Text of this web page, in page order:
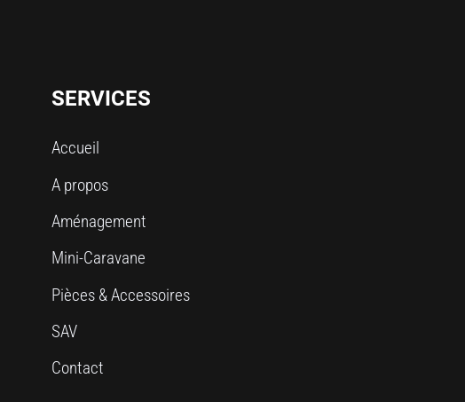
SERVICES
Accueil
A propos
Aménagement
Mini-Caravane
Pièces & Accessoires
SAV
Contact